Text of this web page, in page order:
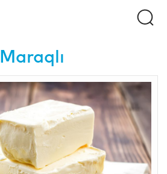
Maraqlı